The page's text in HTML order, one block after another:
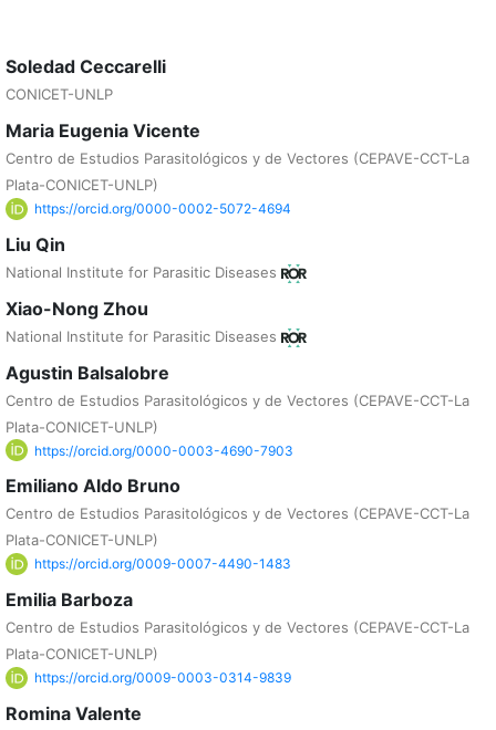
Soledad Ceccarelli
CONICET-UNLP
Maria Eugenia Vicente
Centro de Estudios Parasitológicos y de Vectores (CEPAVE-CCT-La
Plata-CONICET-UNLP)
https://orcid.org/0000-0002-5072-4694
Liu Qin
National Institute for Parasitic Diseases
Xiao-Nong Zhou
National Institute for Parasitic Diseases
Agustin Balsalobre
Centro de Estudios Parasitológicos y de Vectores (CEPAVE-CCT-La
Plata-CONICET-UNLP)
https://orcid.org/0000-0003-4690-7903
Emiliano Aldo Bruno
Centro de Estudios Parasitológicos y de Vectores (CEPAVE-CCT-La
Plata-CONICET-UNLP)
https://orcid.org/0009-0007-4490-1483
Emilia Barboza
Centro de Estudios Parasitológicos y de Vectores (CEPAVE-CCT-La
Plata-CONICET-UNLP)
https://orcid.org/0009-0003-0314-9839
Romina Valente